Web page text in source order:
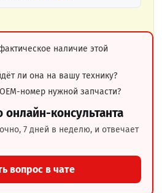
наличие этой
ли она на вашу технику?
номер нужной запчасти?
онлайн-консультанта
7 дней в неделю, и отвечает
вопрос в чате